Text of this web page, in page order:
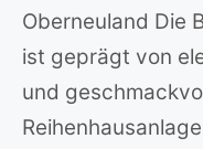
Oberneuland Die
ist geprägt von
und